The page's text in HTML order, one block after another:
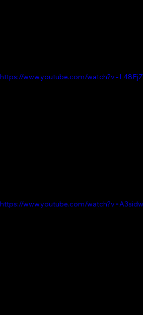
https://www.youtube.com/
https://www.youtube.com/